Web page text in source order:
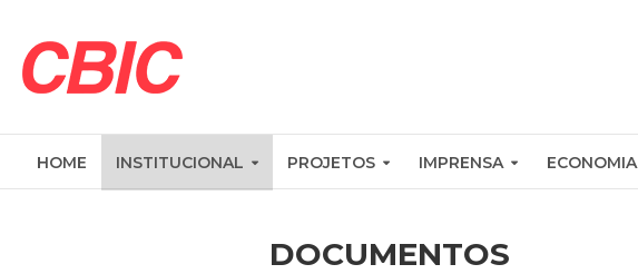
HOME INSTITUCIONAL PROJETOS IMPRENSA ECONOMIA
DOCUMENTOS